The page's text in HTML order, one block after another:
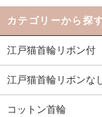
カテゴリーから探
江戸猫首輪リボン付
江戸猫首輪リボンな
コットン首輪